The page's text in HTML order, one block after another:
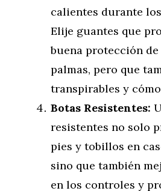
calientes durante
Elije guantes que
buena protección
palmas, pero que
transpirables y
Botas Resistentes:
resistentes no solo
pies y tobillos en
sino que también
en los controles y